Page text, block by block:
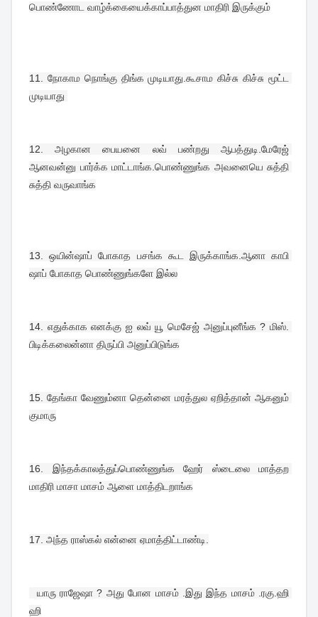
பொண்ணோட வாழ்க்கையைக்காப்பாத்துன மாதிரி இருக்கும்
11. நோகாம நொங்கு திங்க முடியாது.கூசாம கிச்சு கிச்சு மூட்ட
முடியாது
12. அழகான பையனை லவ் பண்றது ஆபத்துடி.மேரேஜ்
ஆனவன்னு பார்க்க மாட்டாங்க.பொண்ணுங்க அவனையெ சுத்தி
சுத்தி வருவாங்க
13. ஒயின்ஷாப் போகாத பசங்க கூட இருக்காங்க.ஆனா காபி
ஷாப் போகாத பொண்ணுங்களே இல்ல
14. எதுக்காக எனக்கு ஐ லவ் யூ மெசேஜ் அனுப்புனீங்க ? மிஸ்.
பிடிக்கலைன்னா திருப்பி அனுப்பிடுங்க
15. தேங்கா வேணும்னா தென்னை மரத்துல ஏறித்தான் ஆகனும்
குமாரு
16. இந்தக்காலத்துப்பொண்ணுங்க ஹேர் ஸ்டைலை மாத்தற
மாதிரி மாசா மாசம் ஆளை மாத்திடறாங்க
17. அந்த ராஸ்கல் என்னை ஏமாத்திட்டாண்டி.
ஹி